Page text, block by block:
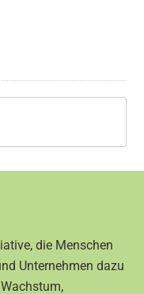
die Menschen
Unternehmen dazu